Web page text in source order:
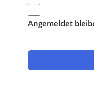
Angemeldet